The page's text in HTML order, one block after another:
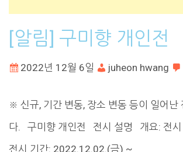
[알림] 구미향 개인전
2022년 12월 6일 juheon hwang
※ 신규, 기간 변동, 장소 변동 등이 일어난
다. 구미향 개인전 전시 설명 개요: 전시
전시 기간: 2022.12.02.(금) ~